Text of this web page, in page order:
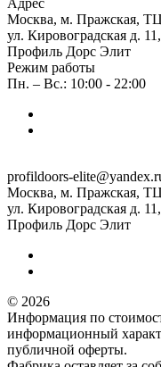
Москва, м. Пражская,
ул. Кировоградская д.
Профиль Дорс Элит
Режим работы
Пн. – Вс.: 10:00 - 22:00
profildoors-
Москва, м. Пражская,
ул. Кировоградская д.
Профиль Дорс Элит
© 2026
Информация по
информационный
публичной оферты.